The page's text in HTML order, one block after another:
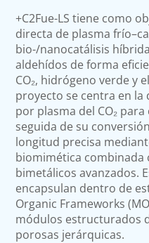
+C2Fue-LS tiene como
directa de plasma
bio-/nanocatálisis
aldehídos de forma
CO₂, hidrógeno verde y
proyecto se centra en
por plasma del CO₂
seguida de su
longitud precisa
biomimética combinada
bimetálicos avanzados.
encapsulan dentro de
Organic Frameworks
módulos estructurados
porosas jerárquicas.